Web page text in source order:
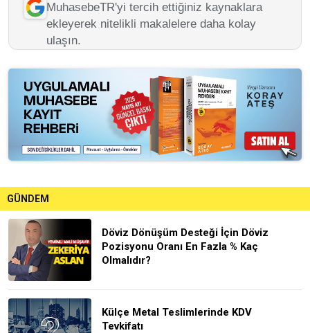
MuhasebeTR'yi tercih ettiğiniz kaynaklara
ekleyerek nitelikli makalelere daha kolay
ulaşın.
GÜNDEM
Döviz Dönüşüm Desteği İçin Döviz
Pozisyonu Oranı En Fazla % Kaç
Olmalıdır?
Külçe Metal Teslimlerinde KDV
Tevkifatı